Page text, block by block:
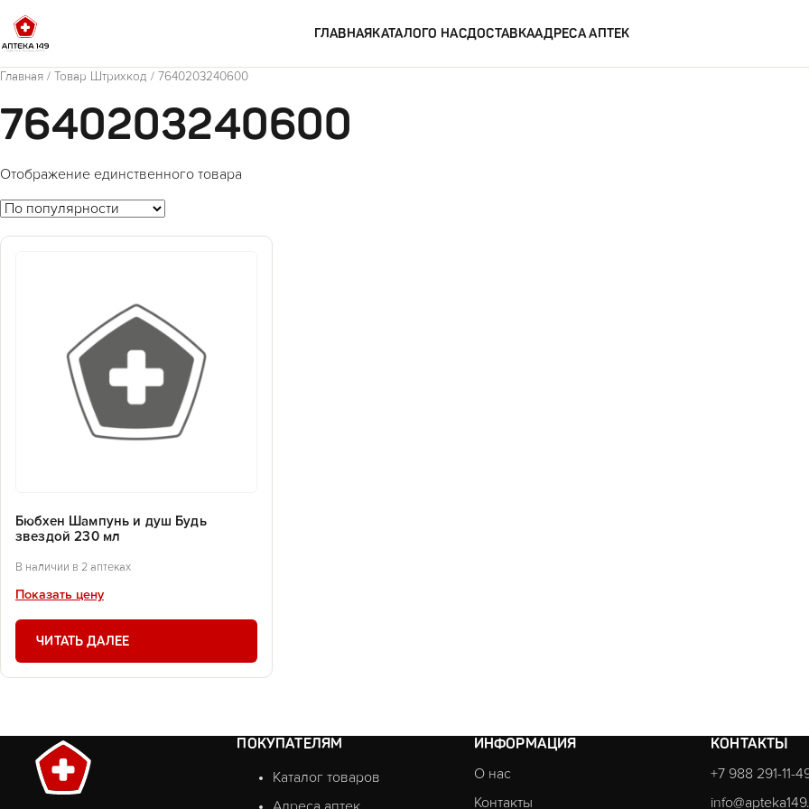
ГЛАВНАЯКАТАЛОГО НАСДОСТАВКААДРЕСА АПТЕК
Главная / Товар Штрихкод / 7640203240600
7640203240600
Отображение единственного товара
Бюбхен Шампунь и душ Будь
звездой 230 мл
В наличии в 2 аптеках
Показать цену
ЧИТАТЬ ДАЛЕЕ
ПОКУПАТЕЛЯМ
Каталог товаров
Адреса аптек
ИНФОРМАЦИЯ
О нас
Контакты
КОНТАКТЫ
+7 988 291-11-